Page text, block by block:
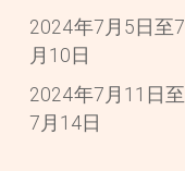
2024年7月5日至7
月10日
2024年7月11日至
7月14日